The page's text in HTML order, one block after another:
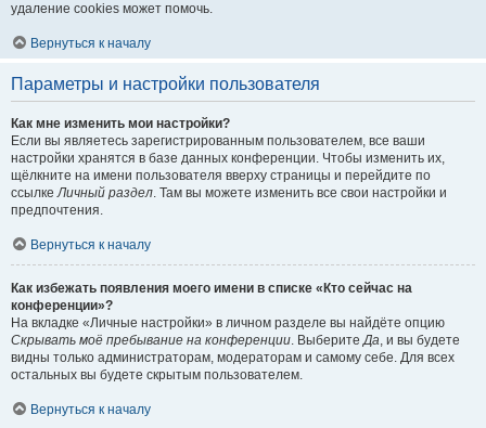
удаление cookies может помочь.
Вернуться к началу
Параметры и настройки пользователя
Как мне изменить мои настройки?
Если вы являетесь зарегистрированным пользователем, все ваши
настройки хранятся в базе данных конференции. Чтобы изменить их,
щёлкните на имени пользователя вверху страницы и перейдите по
ссылкеЛичный раздел. Там вы можете изменить все свои настройки и
предпочтения.
Вернуться к началу
Как избежать появления моего имени в списке «Кто сейчас на
конференции»?
На вкладке «Личные настройки» в личном разделе вы найдёте опцию
Скрывать моё пребывание на конференции. ВыберитеДа, и вы будете
видны только администраторам, модераторам и самому себе. Для всех
остальных вы будете скрытым пользователем.
Вернуться к началу